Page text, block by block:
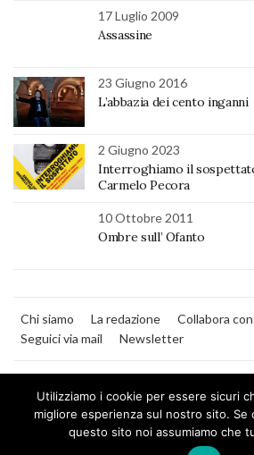
17 Luglio 2009
Assassine
23 Giugno 2016
L’abbazia dei cento inganni
2 Giugno 2023
Interroghiamo il
Carmelo Pecora
10 Ottobre 2011
Ombre sull’ Ofanto
Chi siamo La redazione Collabora
Seguici via mail
Newsletter
MilanoNera
Utilizziamo i cookie per essere sicuri
migliore esperienza sul nostro sito. Se
questo sito noi assumiamo che